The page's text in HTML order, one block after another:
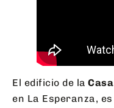
El edificio de la
en La Esperanza,